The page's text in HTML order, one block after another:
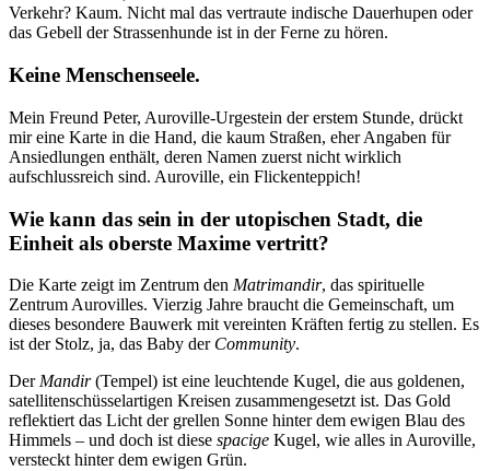
Verkehr? Kaum. Nicht mal das vertraute indische Dauerhupen oder
das Gebell der Strassenhunde ist in der Ferne zu hören.
Keine Menschenseele.
Mein Freund Peter, Auroville-Urgestein der erstem Stunde, drückt
mir eine Karte in die Hand, die kaum Straßen, eher Angaben für
Ansiedlungen enthält, deren Namen zuerst nicht wirklich
aufschlussreich sind. Auroville, ein Flickenteppich!
Wie kann das sein in der utopischen Stadt, die
Einheit als oberste Maxime vertritt?
Die Karte zeigt im Zentrum den Matrimandir, das spirituelle
Zentrum Aurovilles. Vierzig Jahre braucht die Gemeinschaft, um
dieses besondere Bauwerk mit vereinten Kräften fertig zu stellen. Es
ist der Stolz, ja, das Baby der Community.
Der Mandir(Tempel) ist eine leuchtende Kugel, die aus goldenen,
satellitenschüsselartigen Kreisen zusammengesetzt ist. Das Gold
reflektiert das Licht der grellen Sonne hinter dem ewigen Blau des
Himmels – und doch ist diese spacige Kugel, wie alles in Auroville,
versteckt hinter dem ewigen Grün.